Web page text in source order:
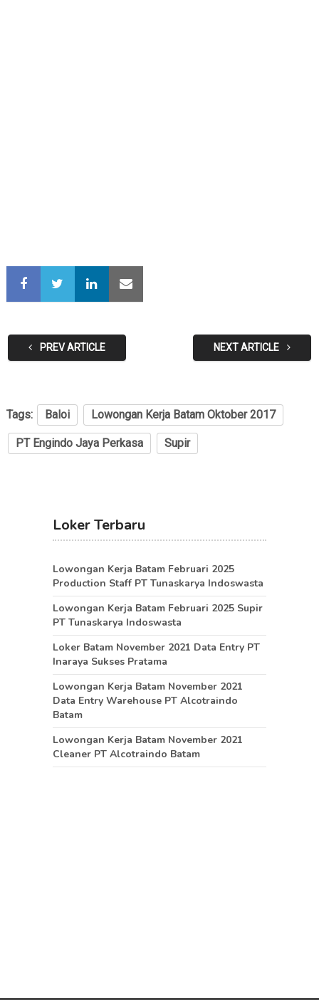
PREV ARTICLE NEXT ARTICLE
Tags: Baloi Lowongan Kerja Batam Oktober 2017
PT Engindo Jaya Perkasa Supir
Loker Terbaru
Lowongan Kerja Batam Februari 2025
Production Staff PT Tunaskarya Indoswasta
Lowongan Kerja Batam Februari 2025 Supir
PT Tunaskarya Indoswasta
Loker Batam November 2021 Data Entry PT
Inaraya Sukses Pratama
Lowongan Kerja Batam November 2021
Data Entry Warehouse PT Alcotraindo
Batam
Lowongan Kerja Batam November 2021
Cleaner PT Alcotraindo Batam